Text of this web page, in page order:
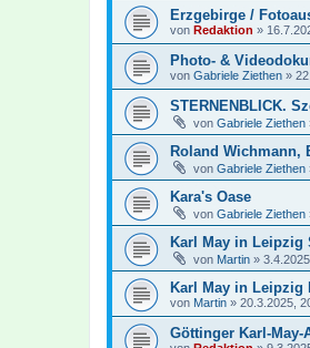
Erzgebirge /
von Redaktion »
Photo- &
von Gabriele Ziethen »
STERNENBLICK.
von Gabriele Ziethen
Roland Wichmann,
von Gabriele Ziethen
Kara's Oase
von Gabriele Ziethen
Karl May in Leipzig
von Martin »
Karl May in Leipzig
von Martin » 20.3.2025,
Göttinger Karl-May-